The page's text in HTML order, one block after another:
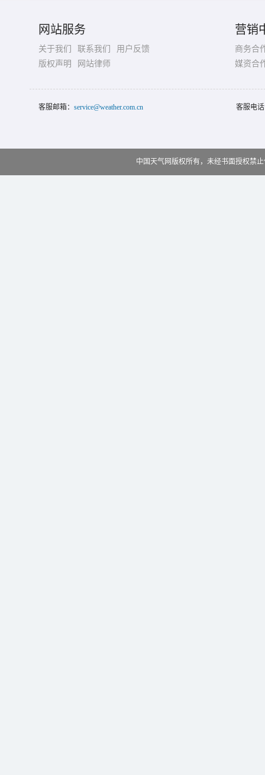
网站服务
关于我们 联系我们
用户反馈
版权声明
网站律师
营销
商务合
媒资合
客服邮箱： service@weather.com.cn 客服电
中国天气网版权所有，未经书面授权